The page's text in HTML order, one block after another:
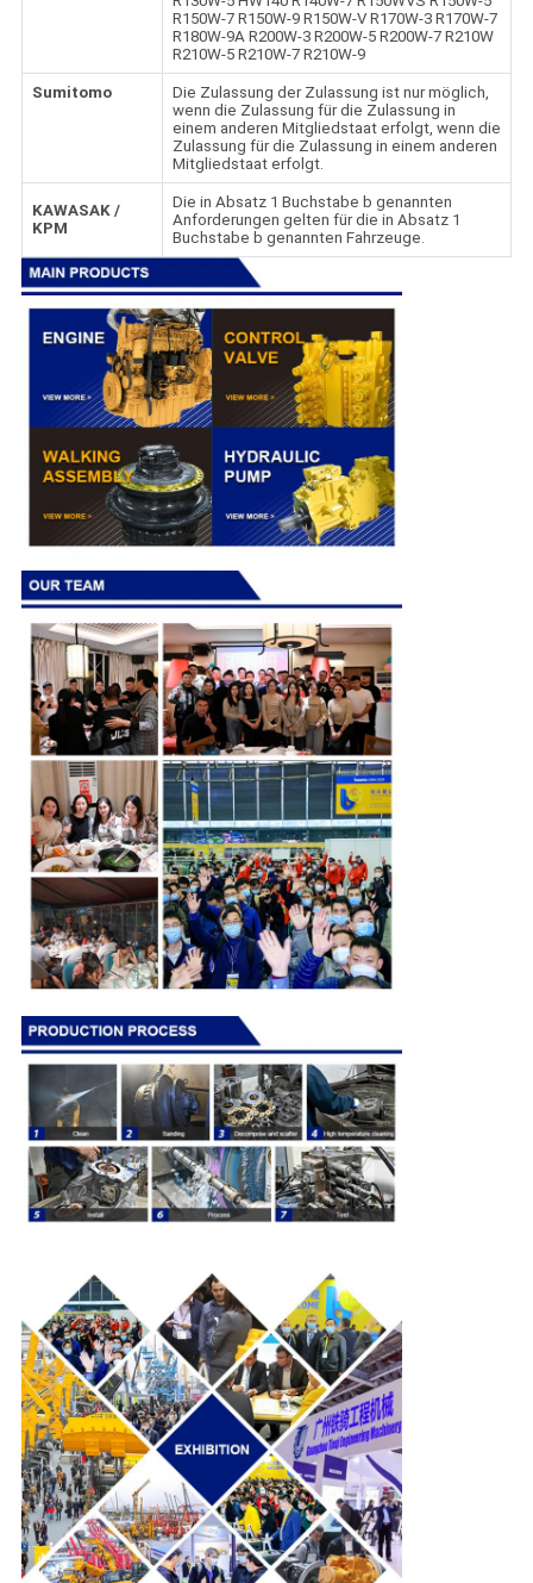
R150W-7 R150W-9 R150W-V R170W-3 R170W-7
R180W-9A R200W-3 R200W-5 R200W-7 R210W
R210W-5 R210W-7 R210W-9
Sumitomo
Die Zulassung der Zulassung ist nur möglich,
wenn die Zulassung für die Zulassung in
einem anderen Mitgliedstaat erfolgt, wenn die
Zulassung für die Zulassung in einem anderen
Mitgliedstaat erfolgt.
KAWASAK /
KPM
Die in Absatz 1 Buchstabe b genannten
Anforderungen gelten für die in Absatz 1
Buchstabe b genannten Fahrzeuge.